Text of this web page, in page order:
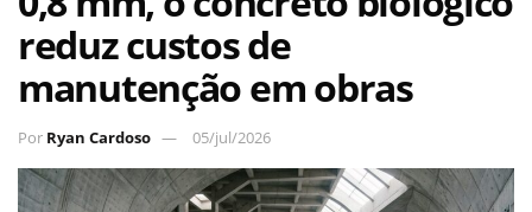
reduz custos de
manutenção em obras
Por Ryan Cardoso 05/jul/2026